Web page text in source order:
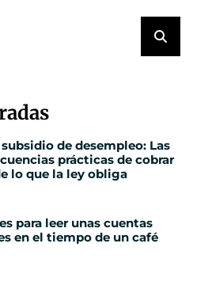
subsidio de desempleo: Las
prácticas de cobrar
lo que la ley obliga
para leer unas cuentas
en el tiempo de un café